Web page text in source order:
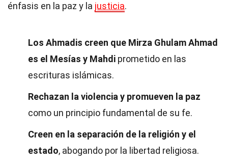
énfasis en la paz y la justicia.
Los Ahmadis creen que Mirza Ghulam Ahmad
es el Mesías y Mahdi prometido en las
escrituras islámicas.
Rechazan la violencia y promueven la paz
como un principio fundamental de su fe.
Creen en la separación de la religión y el
estado, abogando por la libertad religiosa.